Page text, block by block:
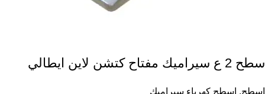
سطح 2 ع سيراميك مفتاح كتشن لاين ايطالي
اسطح, اسطح كهرباء سيراميك